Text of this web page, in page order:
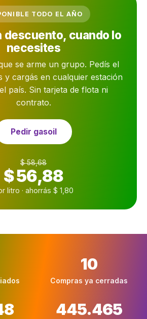
TODO EL AÑO
descuento, cuando lo
necesites
se arme un grupo. Pedís el
y cargás en cualquier estación
país. Sin tarjeta de flota ni
contrato.
Pedir gasoil
$ 58,68
$ 56,88
litro · ahorrás $ 1,80
10
Compras ya cerradas
445.465